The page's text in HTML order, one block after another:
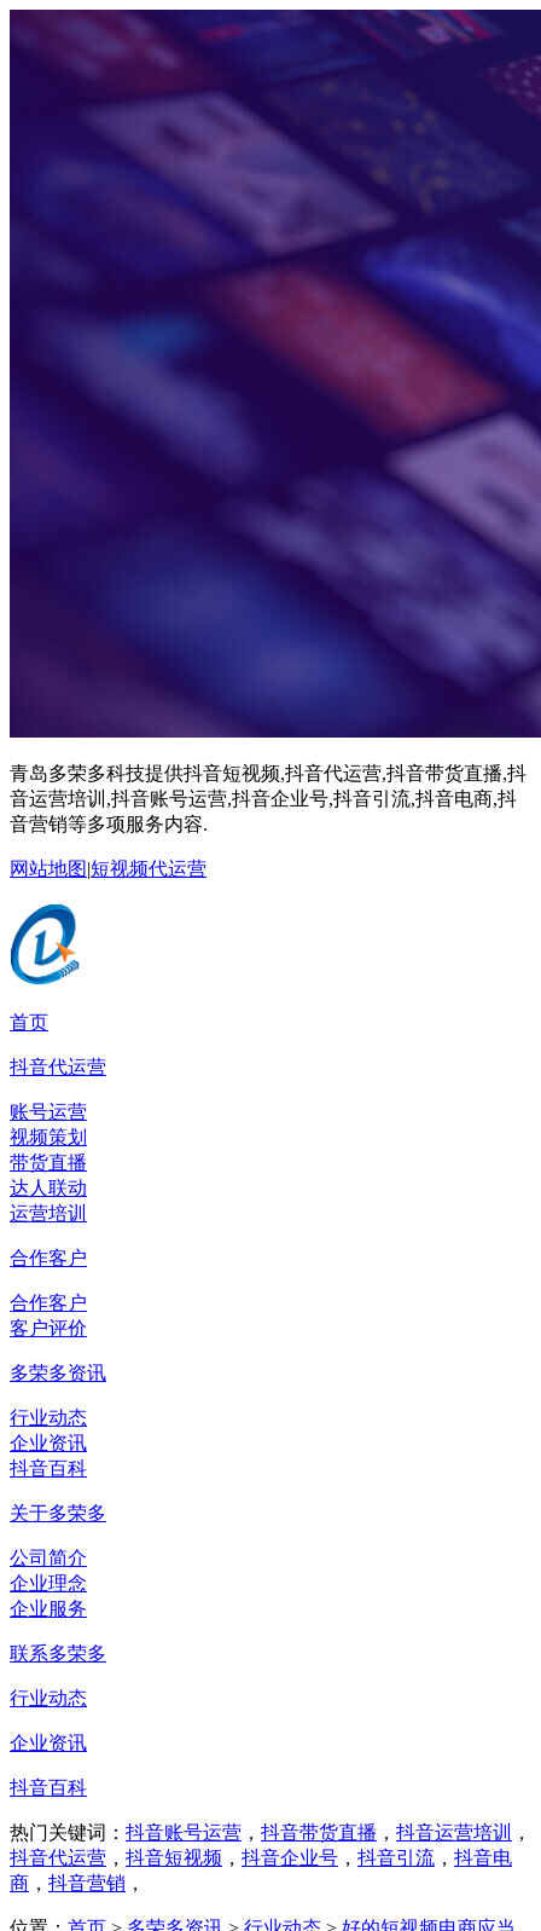
青岛多荣多科技提供抖音短视频,抖音代运营,抖音带货直播,抖
音运营培训,抖音账号运营,抖音企业号,抖音引流,抖音电商,抖
音营销等多项服务内容.
网站地图|短视频代运营
首页
抖音代运营
账号运营
视频策划
带货直播
达人联动
运营培训
合作客户
合作客户
客户评价
多荣多资讯
行业动态
企业资讯
抖音百科
关于多荣多
公司简介
企业理念
企业服务
联系多荣多
行业动态
企业资讯
抖音百科
热门关键词： 抖音账号运营 ， 抖音带货直播 ， 抖音运营培训
，
抖音代运营 ， 抖音短视频 ， 抖音企业号 ， 抖音引流 ， 抖音电
商 ， 抖音营销 ，